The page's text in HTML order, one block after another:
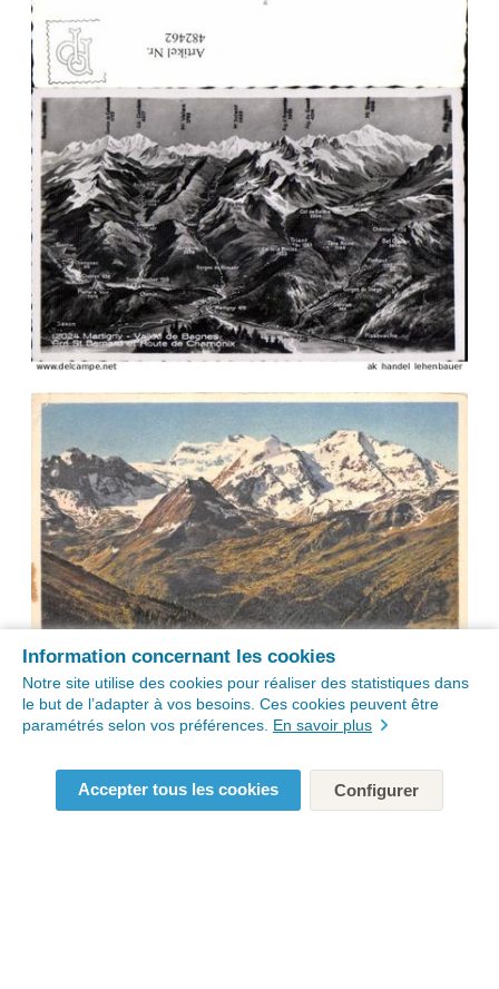
Information concernant les cookies
Notre site utilise des cookies pour réaliser des statistiques dans
le but de l’adapter à vos besoins. Ces cookies peuvent être
paramétrés selon vos préférences. En savoir plus
Accepter tous les cookies Configurer